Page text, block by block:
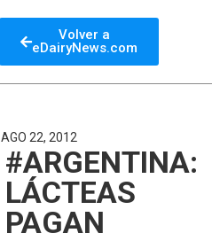
Volver a
eDairyNews.com
AGO 22, 2012
#ARGENTINA:
LÁCTEAS
PAGAN